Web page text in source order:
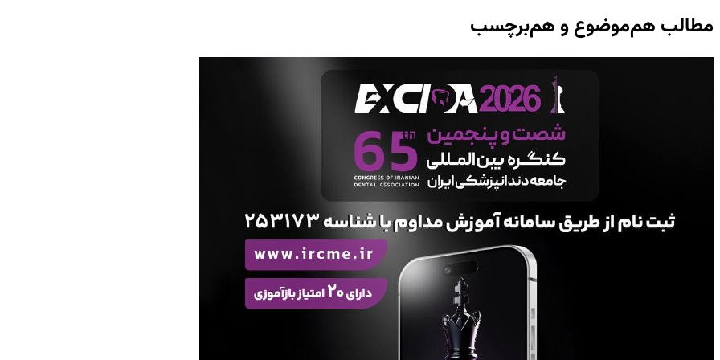
مطالب هم‌موضوع و هم‌برچسب